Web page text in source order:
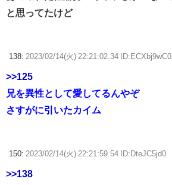
と思ってたけど
138: 2023/02/14(火) 22:21:02.34 ID:ECXbj9wC0
>>125
兄を異性として愛してるんやぞ
さすがに引いたカイム
150: 2023/02/14(火) 22:21:59.54 ID:DteJC5jd0
>>138